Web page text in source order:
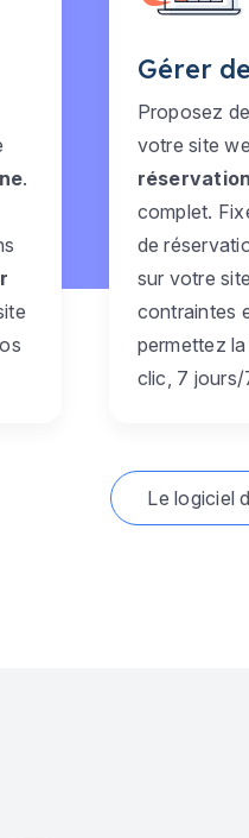
.
Gérer
Proposez
votre site
complet.
de
sur votre
contraintes
permettez
clic, 7
Le logiciel